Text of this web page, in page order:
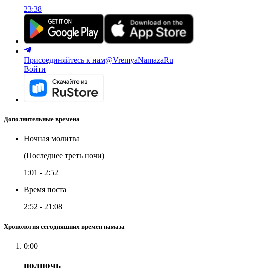
23:38
Присоединяйтесь к нам@VremyaNamazaRu
Войти
Дополнительные времена
Ночная молитва
(Последнее треть ночи)
1:01 - 2:52
Время поста
2:52 - 21:08
Хронология сегодняшних времен намаза
0:00
полночь